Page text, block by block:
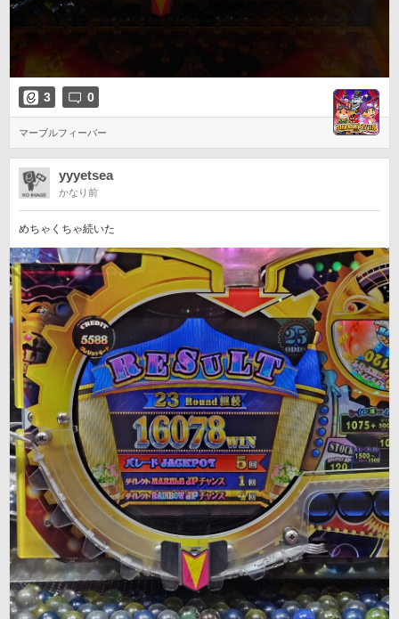
3 0
マーブルフィーバー
yyyetsea
かなり前
めちゃくちゃ続いた